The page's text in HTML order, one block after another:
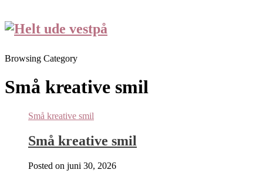
Browsing Category
Små kreative smil
Små kreative smil
Små kreative smil
Posted on juni 30, 2026